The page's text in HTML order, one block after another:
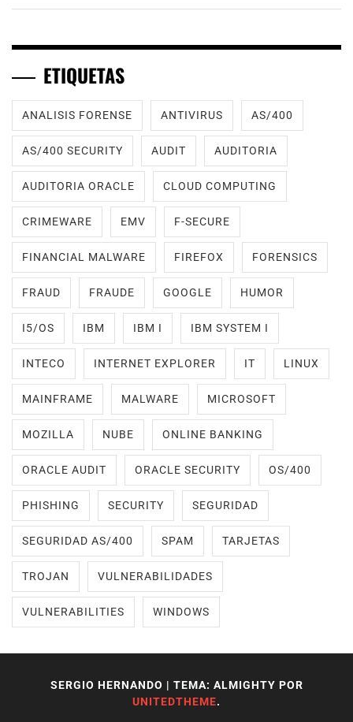
ETIQUETAS
ANALISIS FORENSE ANTIVIRUS AS/400
AS/400 SECURITY AUDIT AUDITORIA
AUDITORIA ORACLE CLOUD COMPUTING
CRIMEWARE EMV F-SECURE
FINANCIAL MALWARE FIREFOX FORENSICS
FRAUD FRAUDE GOOGLE HUMOR
I5/OS IBM IBM I IBM SYSTEM I
INTECO INTERNET EXPLORER IT LINUX
MAINFRAME MALWARE MICROSOFT
MOZILLA NUBE ONLINE BANKING
ORACLE AUDIT ORACLE SECURITY OS/400
PHISHING SECURITY SEGURIDAD
SEGURIDAD AS/400 SPAM TARJETAS
TROJAN VULNERABILIDADES
VULNERABILITIES WINDOWS
SERGIO HERNANDO | TEMA: ALMIGHTY POR
UNITEDTHEME.